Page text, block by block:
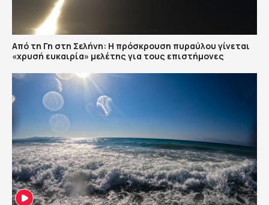
Από τη Γη στη Σελήνη: Η πρόσκρουση πυραύλου γίνεται
«χρυσή ευκαιρία» μελέτης για τους επιστήμονες